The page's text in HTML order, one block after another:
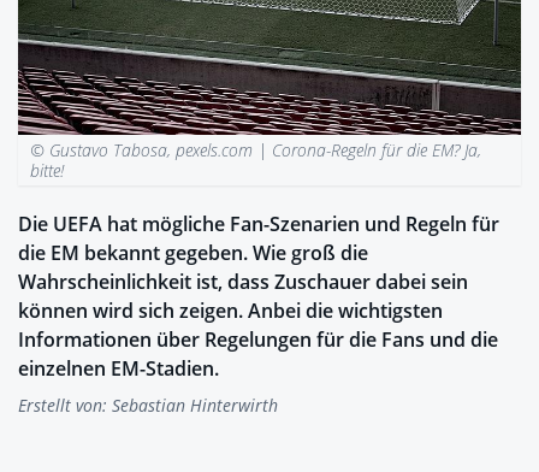
© Gustavo Tabosa, pexels.com | Corona-Regeln für die EM? Ja,
bitte!
Die UEFA hat mögliche Fan-Szenarien und Regeln für
die EM bekannt gegeben. Wie groß die
Wahrscheinlichkeit ist, dass Zuschauer dabei sein
können wird sich zeigen. Anbei die wichtigsten
Informationen über Regelungen für die Fans und die
einzelnen EM-Stadien.
Erstellt von: Sebastian Hinterwirth